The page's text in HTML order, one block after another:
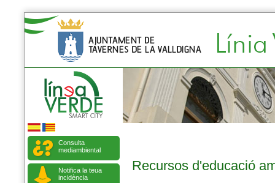
Consulta
mediambiental
Notifica la teua
incidència
Recursos d'educació